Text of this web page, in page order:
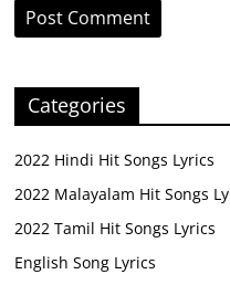
Categories
2022 Hindi Hit Songs Lyrics
2022 Malayalam Hit Songs
2022 Tamil Hit Songs Lyrics
English Song Lyrics